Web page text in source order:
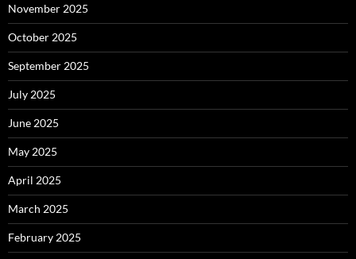
November 2025
October 2025
September 2025
July 2025
June 2025
May 2025
April 2025
March 2025
February 2025